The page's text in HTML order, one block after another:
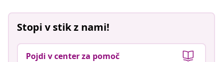
Stopi v stik z nami!
Pojdi v center za pomoč